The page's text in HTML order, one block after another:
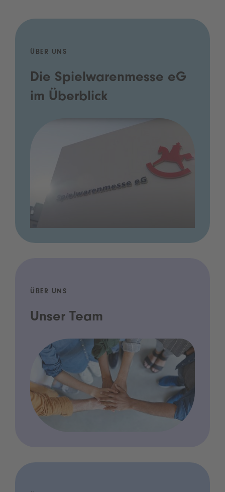
ÜBER UNS
Die Spielwarenmesse eG
im Überblick
ÜBER UNS
Unser Team